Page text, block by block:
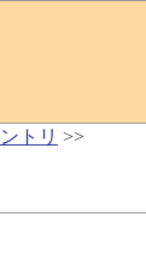
トリ >>